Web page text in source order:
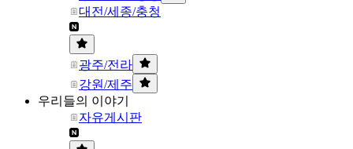
대전/세종/충청
광주/전라
강원/제주
우리들의 이야기
자유게시판